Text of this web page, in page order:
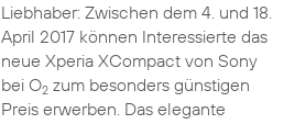
Liebhaber: Zwischen dem 4. und 18.
April 2017 können Interessierte das
neue Xperia XCompact von Sony
bei O2zum besonders günstigen
Preis erwerben. Das elegante